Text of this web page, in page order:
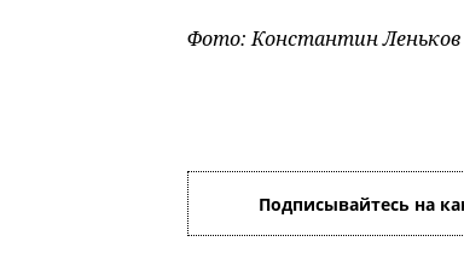
Фото: Константин Леньков
Подписывайтесь на